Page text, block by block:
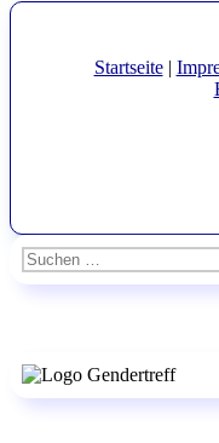
Startseite|
Suchen
nach: